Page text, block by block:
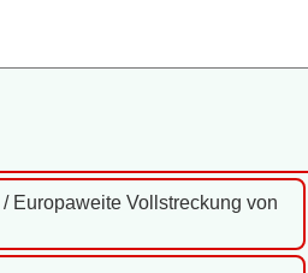
/ Europaweite Vollstreckung von